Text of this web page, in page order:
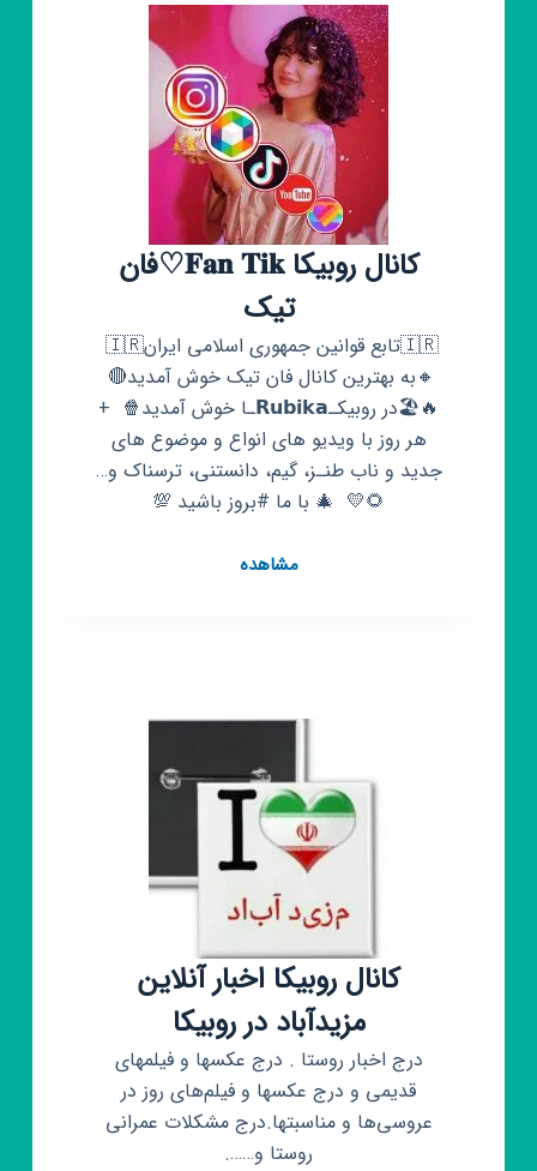
کانال روبیکا 𝐅𝐚𝐧 𝐓𝐢𝐤♡فان
تیک
🔸به بهترین کانال فان تیک خوش آمدید🔴 ‌
🔥🏖️در روبیکـ𝗥𝘂𝗯𝗶𝗸𝗮ـا خوش آمدید🍿 ‌ +
هر روز با ویدیو های انواع و موضوع های
جديد و ناب طنـز، گیم، دانستنی، ترسناک و…
🌻💛 ‌ 🎄 با ما #بروز باشید 💯
مشاهدهکانال
کانال روبیکا اخبار آنلاین
مزیدآباد در روبیکا
درج اخبار روستا . درج عکسها و فیلمهای
قدیمی و درج عکسها و فیلم‌های روز در
عروسی‌ها و مناسبتها.درج مشکلات عمرانی
روستا و…….